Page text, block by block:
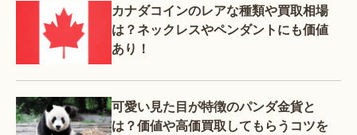
カナダコインのレアな種類や買取相場
は？ネックレスやペンダントにも価値
あり！
可愛い見た目が特徴のパンダ金貨と
は？価値や高価買取してもらうコツを